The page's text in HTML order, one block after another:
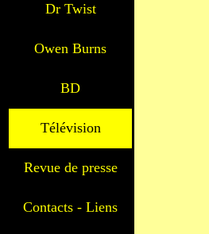
Dr Twist
Owen Burns
BD
Télévision
Revue de presse
Contacts - Liens